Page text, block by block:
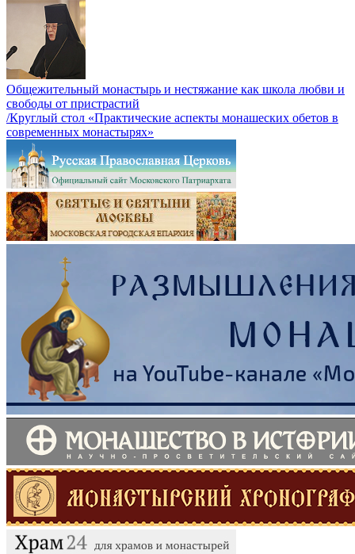
Общежительный монастырь и нестяжание как школа любви и
свободы от пристрастий
/Круглый стол «Практические аспекты монашеских обетов в
современных монастырях»